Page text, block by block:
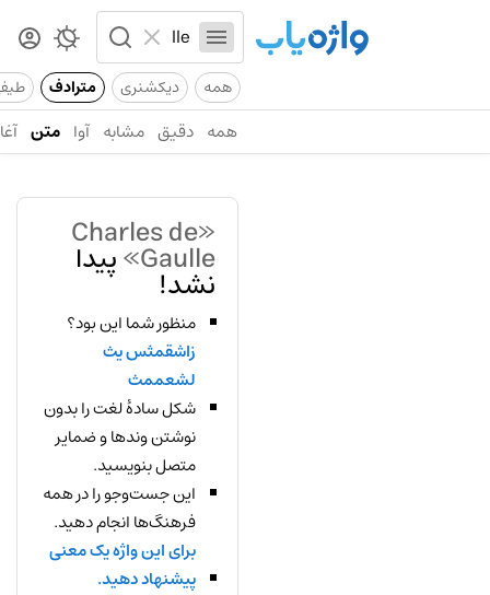
همه دیکشنری مترادف
همه دقیق مشابه آوا متن
«Charles de
Gaulle» پیدا
نشد!
منظور شما این بود؟
زاشقمثس یث
لشعممث
شکل سادهٔ لغت را بدون
نوشتن وندها و ضمایر
متصل بنویسید.
این جست‌وجو را در همه
فرهنگ‌ها انجام دهید.
برای این واژه یک معنی
پیشنهاد دهید.